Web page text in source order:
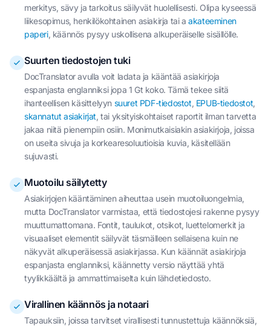
merkitys, sävy ja tarkoitus säilyvät huolellisesti. Olipa kyseessä
liikesopimus, henkilökohtainen asiakirja tai aakateeminen
paperi, käännös pysyy uskollisena alkuperäiselle sisällölle.
Suurten tiedostojen tuki
DocTranslator avulla voit ladata ja kääntää asiakirjoja
espanjasta englanniksi jopa 1 Gt koko. Tämä tekee siitä
ihanteellisen käsittelyyn suuret PDF-tiedostot, EPUB-tiedostot,
skannatut asiakirjat, tai yksityiskohtaiset raportit ilman tarvetta
jakaa niitä pienempiin osiin. Monimutkaisiakin asiakirjoja, joissa
on useita sivuja ja korkearesoluutioisia kuvia, käsitellään
sujuvasti.
Muotoilu säilytetty
Asiakirjojen kääntäminen aiheuttaa usein muotoiluongelmia,
mutta DocTranslator varmistaa, että tiedostojesi rakenne pysyy
muuttumattomana. Fontit, taulukot, otsikot, luettelomerkit ja
visuaaliset elementit säilyvät täsmälleen sellaisena kuin ne
näkyvät alkuperäisessä asiakirjassa. Kun käännät asiakirjoja
espanjasta englanniksi, käännetty versio näyttää yhtä
tyylikkäältä ja ammattimaiselta kuin lähdetiedosto.
Virallinen käännös ja notaari
Tapauksiin, joissa tarvitset virallisesti tunnustettuja käännöksiä,